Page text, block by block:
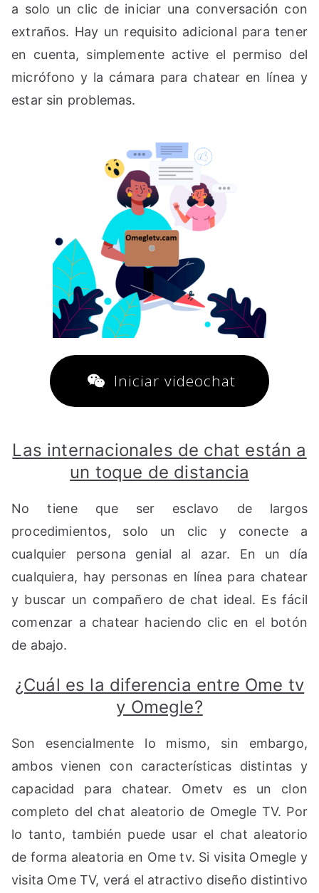
a solo un clic de iniciar una conversación con
extraños. Hay un requisito adicional para tener
en cuenta, simplemente active el permiso del
micrófono y la cámara para chatear en línea y
estar sin problemas.
Iniciar videochat
Las internacionales de chat están a
un toque de distancia
No tiene que ser esclavo de largos
procedimientos, solo un clic y conecte a
cualquier persona genial al azar. En un día
cualquiera, hay personas en línea para chatear
y buscar un compañero de chat ideal. Es fácil
comenzar a chatear haciendo clic en el botón
de abajo.
¿Cuál es la diferencia entre Ome tv
y Omegle?
Son esencialmente lo mismo, sin embargo,
ambos vienen con características distintas y
capacidad para chatear. Ometv es un clon
completo del chat aleatorio de Omegle TV. Por
lo tanto, también puede usar el chat aleatorio
de forma aleatoria en Ome tv. Si visita Omegle y
visita Ome TV, verá el atractivo diseño distintivo